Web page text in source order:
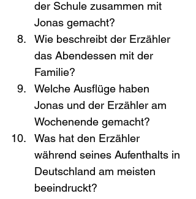
der Schule zusammen mit
Jonas gemacht?
Wie beschreibt der Erzähler
das Abendessen mit der
Familie?
Welche Ausflüge haben
Jonas und der Erzähler am
Wochenende gemacht?
Was hat den Erzähler
während seines Aufenthalts in
Deutschland am meisten
beeindruckt?